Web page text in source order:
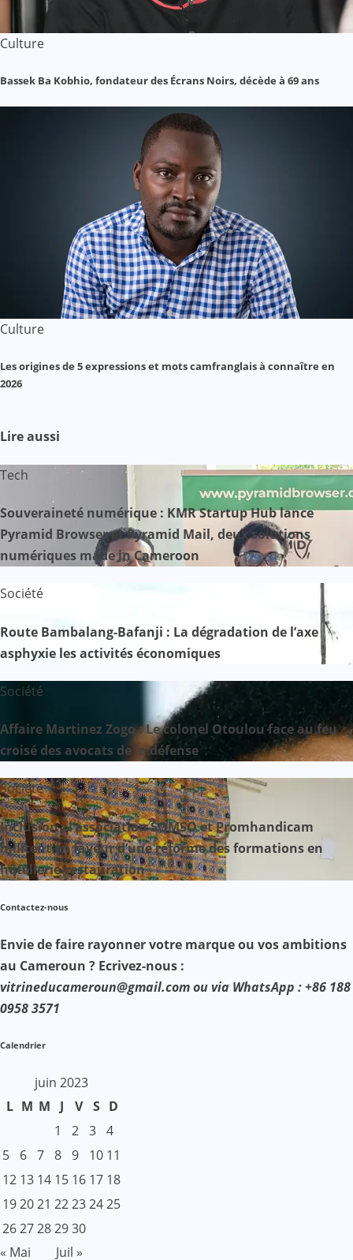
Culture
Bassek Ba Kobhio, fondateur des Écrans Noirs, décède à 69 ans
Culture
Les origines de 5 expressions et mots camfranglais à connaître en
2026
Lire aussi
Tech
Souveraineté numérique : KMR Startup Hub lance
Pyramid Browser et Pyramid Mail, deux solutions
numériques made in Cameroon
Société
Route Bambalang-Bafanji : La dégradation de l’axe
asphyxie les activités économiques
Société
Affaire Martinez Zogo : Le colonel Otoulou face au feu
croisé des avocats de la défense
Société
Inclusion : l’association SOMSO et Promhandicam
militent en faveur d’une réforme des formations en
hôtellerie-restauration
Contactez-nous
Envie de faire rayonner votre marque ou vos ambitions
au Cameroun ? Ecrivez-nous :
vitrineducameroun@gmail.com ou via WhatsApp : +86 188
0958 3571
Calendrier
juin 2023
L M M J V S D
1
2 3 4
5
6 7 8 9 10 11
12 13 14 15 16 17 18
192021 22232425
2627282930
« Mai
Juil »